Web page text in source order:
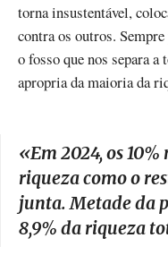
torna insustentável,
contra os outros.
o fosso que nos separa
apropria da maioria da
«Em 2024, os
riqueza como o
junta. Metade da
8,9% da riqueza